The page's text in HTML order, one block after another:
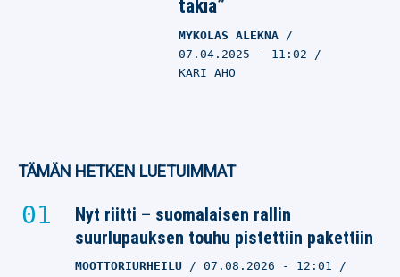
takia”
MYKOLAS ALEKNA
07.04.2025 - 11:02
KARI AHO
TÄMÄN HETKEN LUETUIMMAT
Nyt riitti – suomalaisen rallin
suurlupauksen touhu pistettiin pakettiin
MOOTTORIURHEILU 07.08.2026 - 12:01